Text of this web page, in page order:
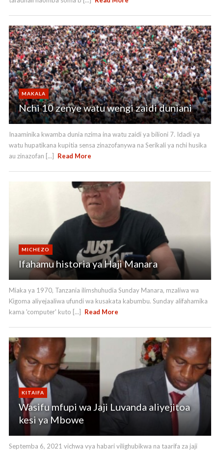
MAKALA
Nchi 10 zenye watu wengi zaidi duniani
Inaaminika kwamba dunia nzima ina watu zaidi ya bilioni 7. Idadi ya
watu hupatikana kupitia sensa zinazofanywa na Serikali ya nchi husika
au zinazofan [...]
Read More
MICHEZO
Ifahamu historia ya Haji Manara
Miaka ya 1970, Tanzania ilimshuhudia Sunday Manara, mzaliwa wa
Kigoma aliyejaaliwa ufundi wa kusakata kabumbu. Sunday alifahamika
kama 'computer' kuto [...]
Read More
KITAIFA
Wasifu mfupi wa Jaji Luvanda aliyejitoa
kesi ya Mbowe
Septemba 6, 2021 vichwa vya habari vilighubikwa na taarifa za jaji